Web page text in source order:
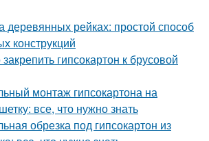
деревянных рейках: простой способ
конструкций
гипсокартон к брусовой
монтаж гипсокартона на
все, что нужно знать
обрезка под гипсокартон из